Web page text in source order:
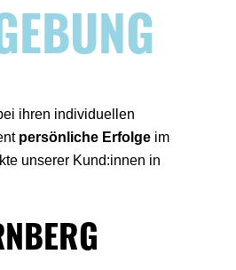
ihren individuellen
persönliche Erfolge im
unserer Kund:innen in